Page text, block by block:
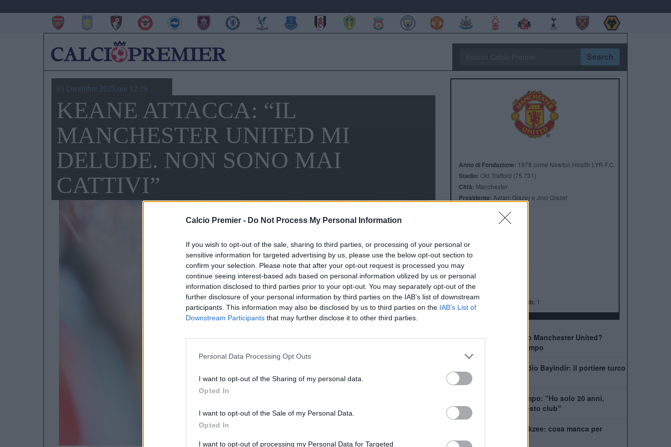
Calcio Premier - Do Not Process My Personal Information
If you wish to opt-out of the sale, sharing to third parties, or processing of your personal or
sensitive information for targeted advertising by us, please use the below opt-out section to
confirm your selection. Please note that after your opt-out request is processed you may
continue seeing interest-based ads based on personal information utilized by us or personal
information disclosed to third parties prior to your opt-out. You may separately opt-out of the
further disclosure of your personal information by third parties on the IAB’s list of downstream
participants. This information may also be disclosed by us to third parties on the IAB’s List of
Downstream Participants that may further disclose it to other third parties.
Personal Data Processing Opt Outs
I want to opt-out of the Sharing of my personal data.
Opted In
I want to opt-out of the Sale of my Personal Data.
Opted In
I want to opt-out of processing my Personal Data for Targeted
Search
05 Dicembre 2025,ore 12.19
KEANE ATTACCA: “IL
MANCHESTER UNITED MI
DELUDE. NON SONO MAI
CATTIVI”
Anno di Fondazione: 1878 come Newton Health LYR F.C.
Stadio: Old Trafford (75.731)
Città: Manchester
Presidente: Avram Glazer e Joel Glazer
FA Cup:
League Cup:
FA Community Shield:
Champions League:
Supercoppa Europea:
Coppa del Mondo per Club: 1
Come giocherà il nuovo Manchester United?
Rivoluzione a centrocampo
Manchester United, addio Bayindir: il portiere turco
vola in Liga
United, Yoro chiede tempo: "Ho solo 20 anni,
posso dare tanto a questo club"
La Juventus ha il si Zirkzee: cosa manca per
chiudere